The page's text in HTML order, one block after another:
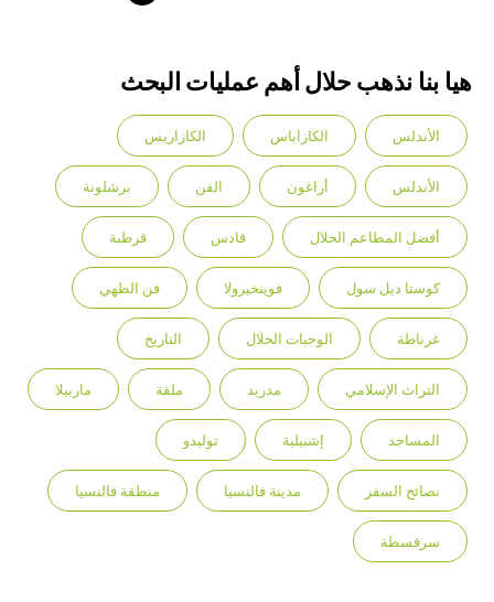
هيا بنا نذهب حلال أهم عمليات البحث
الأندلس الكازاباس الكازاريس
الأندلس أراغون الفن برشلونة
أفضل المطاعم الحلال قادس قرطبة
كوستا ديل سول فوينخيرولا فن الطهي
غرناطة الوجبات الحلال التاريخ
التراث الإسلامي مدريد ملقة ماربيلا
المساجد إشبيلية توليدو
نصائح السفر مدينة فالنسيا منطقة فالنسيا
سرقسطة